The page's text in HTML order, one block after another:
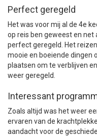
Perfect geregeld
Het was voor mij al de 4e
op reis ben geweest en net
perfect geregeld. Het
mooie en boeiende dingen
plaatsen om te verblijven
weer geregeld.
Interessant
Zoals altijd was het weer
ervaren van de
aandacht voor de